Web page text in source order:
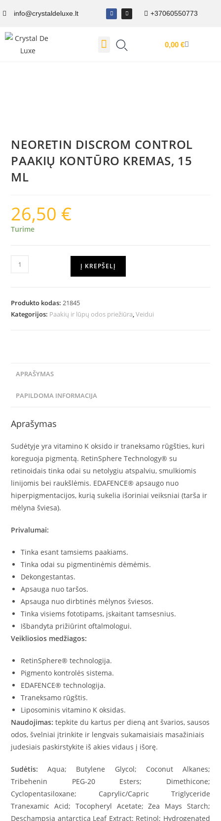
info@crystaldeluxe.lt +37060550773
0,00 €
NEORETIN DISCROM CONTROL
PAAKIŲ KONTŪRO KREMAS, 15
ML
26,50 €
Turime
Į KREPŠELĮ
Produkto kodas:21845
Kategorijos: Paakių ir lūpų odos priežiūra,Veidui
APRAŠYMAS
PAPILDOMA INFORMACIJA
Aprašymas
Sudėtyje yra vitamino K oksido ir traneksamo rūgšties, kuri
koreguoja pigmentą. RetinSphere Technology® su
retinoidais tinka odai su netolygiu atspalviu, smulkiomis
linijomis bei raukšlėmis. EDAFENCE® apsaugo nuo
hiperpigmentacijos, kurią sukelia išoriniai veiksniai (tarša ir
mėlyna šviesa).
Privalumai:
Tinka esant tamsiems paakiams.
Tinka odai su pigmentinėmis dėmėmis.
Dekongestantas.
Apsauga nuo taršos.
Apsauga nuo dirbtinės mėlynos šviesos.
Tinka visiems fototipams, įskaitant tamsesnius.
Išbandyta prižiūrint oftalmologui.
Veikliosios medžiagos:
RetinSphere® technologija.
Pigmento kontrolės sistema.
EDAFENCE® technologija.
Traneksamo rūgštis.
Liposominis vitamino K oksidas.
Naudojimas:tepkite du kartus per dieną ant švarios, sausos
odos, švelniai įtrinkite ir lengvais sukamaisiais masažiniais
judesiais paskirstykite iš akies vidaus į išorę.
Sudėtis:Aqua; Butylene Glycol; Coconut Alkanes;
Tribehenin PEG-20 Esters; Dimethicone;
Cyclopentasiloxane; Caprylic/Capric Triglyceride
Tranexamic Acid; Tocopheryl Acetate; Zea Mays Starch;
Deschampsia antarctica Leaf Extract: Retinol; Hydrogenated